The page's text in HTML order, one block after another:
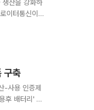
이터통신이
구축